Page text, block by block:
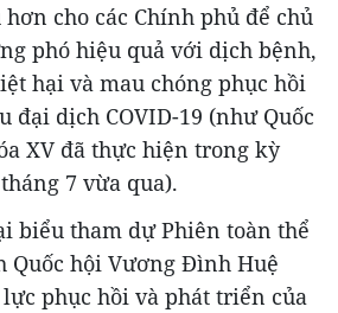
cho các Chính phủ để chủ
phó hiệu quả với dịch bệnh,
hại và mau chóng phục hồi
đại dịch COVID-19 (như Quốc
XV đã thực hiện trong kỳ
7 vừa qua).
biểu tham dự Phiên toàn thể
Quốc hội Vương Đình Huệ
phục hồi và phát triển của